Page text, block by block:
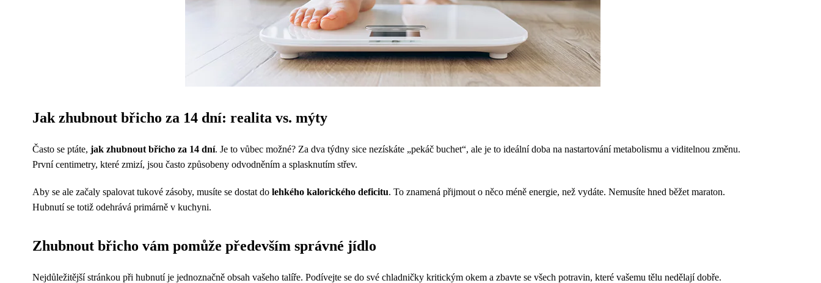
Jak zhubnout břicho za 14 dní: realita vs. mýty
Často se ptáte, jak zhubnout břicho za 14 dní. Je to vůbec možné? Za dva týdny sice nezískáte „pekáč buchet“, ale je to ideální doba na nastartování metabolismu a viditelnou změnu.
První centimetry, které zmizí, jsou často způsobeny odvodněním a splasknutím střev.
Aby se ale začaly spalovat tukové zásoby, musíte se dostat do lehkého kalorického deficitu. To znamená přijmout o něco méně energie, než vydáte. Nemusíte hned běžet maraton.
Hubnutí se totiž odehrává primárně v kuchyni.
Zhubnout břicho vám pomůže především správné jídlo
Nejdůležitější stránkou při hubnutí je jednoznačně obsah vašeho talíře. Podívejte se do své chladničky kritickým okem a zbavte se všech potravin, které vašemu tělu nedělají dobře.